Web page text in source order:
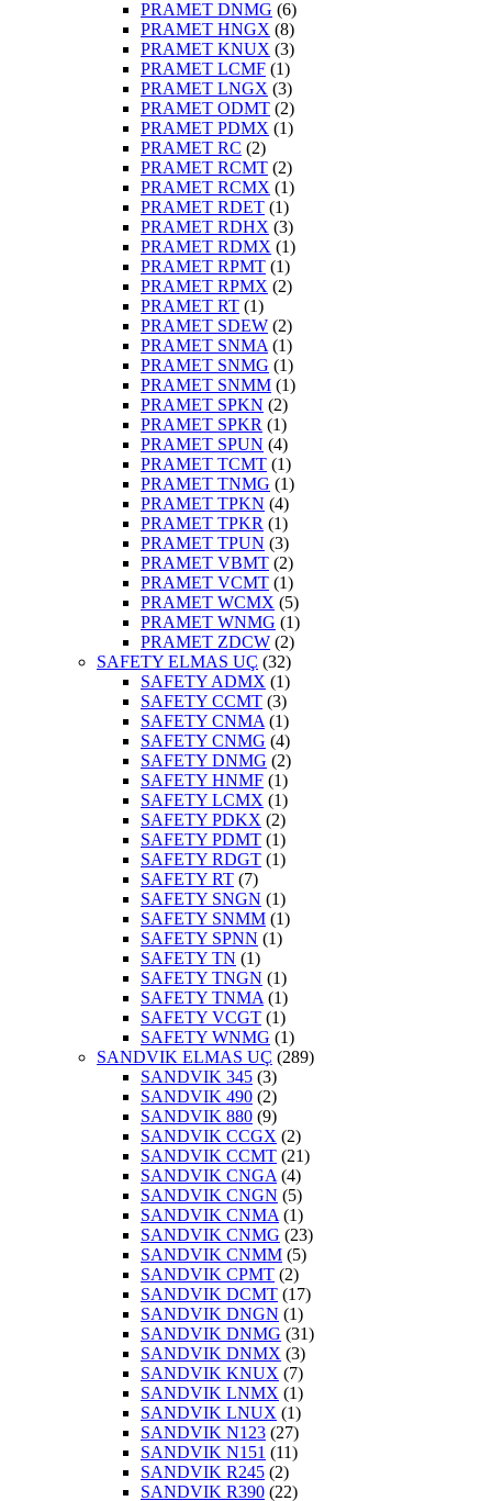
PRAMET DNMG (6)
PRAMET HNGX (8)
PRAMET KNUX (3)
PRAMET LCMF (1)
PRAMET LNGX (3)
PRAMET ODMT (2)
PRAMET PDMX (1)
PRAMET RC (2)
PRAMET RCMT (2)
PRAMET RCMX (1)
PRAMET RDET (1)
PRAMET RDHX (3)
PRAMET RDMX (1)
PRAMET RPMT (1)
PRAMET RPMX (2)
PRAMET RT (1)
PRAMET SDEW (2)
PRAMET SNMA (1)
PRAMET SNMG (1)
PRAMET SNMM (1)
PRAMET SPKN (2)
PRAMET SPKR (1)
PRAMET SPUN (4)
PRAMET TCMT (1)
PRAMET TNMG (1)
PRAMET TPKN (4)
PRAMET TPKR (1)
PRAMET TPUN (3)
PRAMET VBMT (2)
PRAMET VCMT (1)
PRAMET WCMX (5)
PRAMET WNMG (1)
PRAMET ZDCW (2)
SAFETY ELMAS UÇ (32)
SAFETY ADMX (1)
SAFETY CCMT (3)
SAFETY CNMA (1)
SAFETY CNMG (4)
SAFETY DNMG (2)
SAFETY HNMF (1)
SAFETY LCMX (1)
SAFETY PDKX (2)
SAFETY PDMT (1)
SAFETY RDGT (1)
SAFETY RT (7)
SAFETY SNGN (1)
SAFETY SNMM (1)
SAFETY SPNN (1)
SAFETY TN (1)
SAFETY TNGN (1)
SAFETY TNMA (1)
SAFETY VCGT (1)
SAFETY WNMG (1)
SANDVIK ELMAS UÇ (289)
SANDVIK 345 (3)
SANDVIK 490 (2)
SANDVIK 880 (9)
SANDVIK CCGX (2)
SANDVIK CCMT (21)
SANDVIK CNGA (4)
SANDVIK CNGN (5)
SANDVIK CNMA (1)
SANDVIK CNMG (23)
SANDVIK CNMM (5)
SANDVIK CPMT (2)
SANDVIK DCMT (17)
SANDVIK DNGN (1)
SANDVIK DNMG (31)
SANDVIK DNMX (3)
SANDVIK KNUX (7)
SANDVIK LNMX (1)
SANDVIK LNUX (1)
SANDVIK N123 (27)
SANDVIK N151 (11)
SANDVIK R245 (2)
SANDVIK R390 (22)